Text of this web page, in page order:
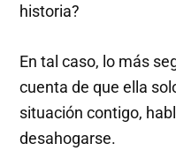
historia?
En tal caso, lo más
cuenta de que ella
situación contigo,
desahogarse.